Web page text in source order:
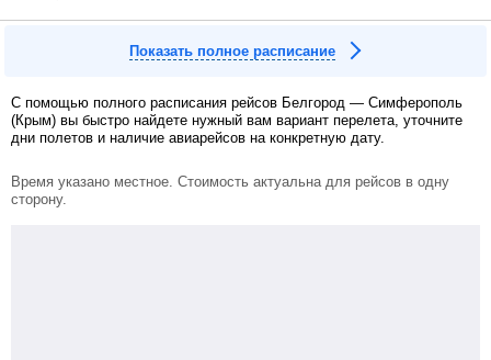
Показать полное расписание
С помощью полного расписания рейсов Белгород — Симферополь
(Крым) вы быстро найдете нужный вам вариант перелета, уточните
дни полетов и наличие авиарейсов на конкретную дату.
Время указано местное. Стоимость актуальна для рейсов в одну
сторону.